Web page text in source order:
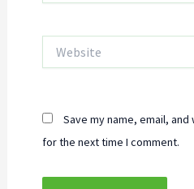
Save my name, email,
for the next time I comment.